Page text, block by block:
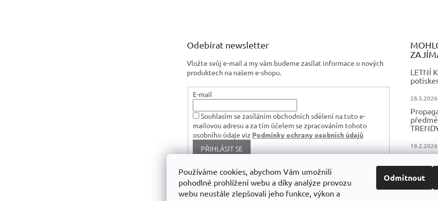
Používáme cookies, abychom Vám umožnili
pohodlné prohlížení webu a díky analýze provozu
webu neustále zlepšovali jeho funkce, výkon a
Odmítnout
p
u
Odebírat newsletter
Vložte svůj e-mail a my vám budeme zasílat informace o nových
produktech na našem e-shopu.
E-mail
Souhlasím se zasíláním obchodních sdělení na tuto e-
mailovou adresu a za tím účelem se zpracováním tohoto
osobního údaje viz Podmínky ochrany osobních údajů
PŘIHLÁSIT SE
LETNÍ
28.5.2026
19.2.2026
TEXTIL